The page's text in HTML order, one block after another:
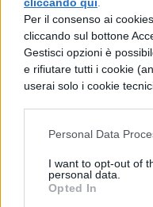
Per il consenso ai
cliccando sul bottone
Gestisci opzioni è
e rifiutare tutti i cookie
userai solo i cookie
Personal Data
I want to opt-out of
personal data.
Opted In
ciascuna parte
confini dei
molte città,
per chiedere la
tutti i Germani,
mise a ferro a
campi. Poi,